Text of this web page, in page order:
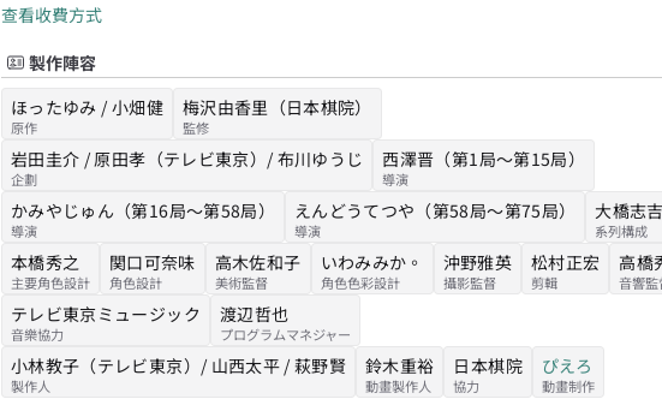
查看收費方式
製作陣容
ほったゆみ / 小畑健
原作
梅沢由香里（日本棋院）
監修
岩田圭介 / 原田孝（テレビ東京）/ 布川ゆうじ
企劃
西澤晋（第1局～第15局）
導演
かみやじゅん（第16局～第58局）
導演
えんどうてつや（第58局～第75局）
導演
大橋志
系列構成
本橋秀之
主要角色設計
関口可奈味
角色設計
高木佐和子
美術監督
いわみみか。
角色色彩設計
沖野雅英
攝影監督
松村正宏
剪輯
高橋
音響監
テレビ東京ミュージック
音樂協力
渡辺哲也
プログラムマネジャー
小林教子（テレビ東京）/ 山西太平 / 萩野賢
製作人
鈴木重裕
動畫製作人
日本棋院
協力
ぴえろ
動畫制作